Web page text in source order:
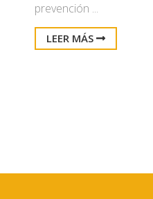
prevención ...
LEER MÁS